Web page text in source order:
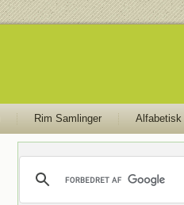
Rim Samlinger Alfabetisk